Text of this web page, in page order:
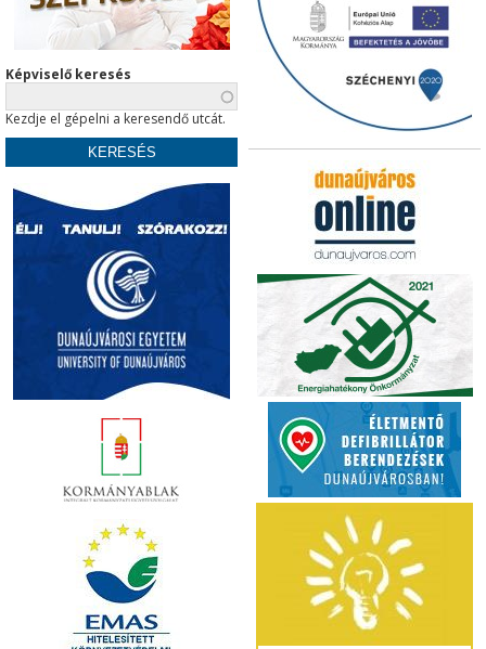
Képviselő keresés
Kezdje el gépelni a keresendő utcát.